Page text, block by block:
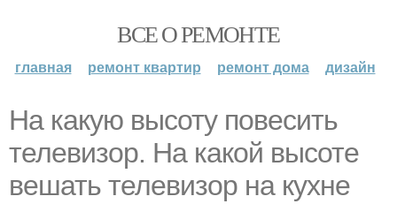
ВСЕ О РЕМОНТЕ
главная ремонт квартир ремонт дома дизайн
На какую высоту повесить
телевизор. На какой высоте
вешать телевизор на кухне